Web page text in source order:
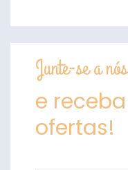
Junte-se a
e
ofertas!